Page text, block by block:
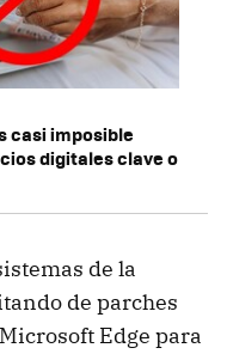
casi imposible
digitales clave o
de la
de parches
Edge para